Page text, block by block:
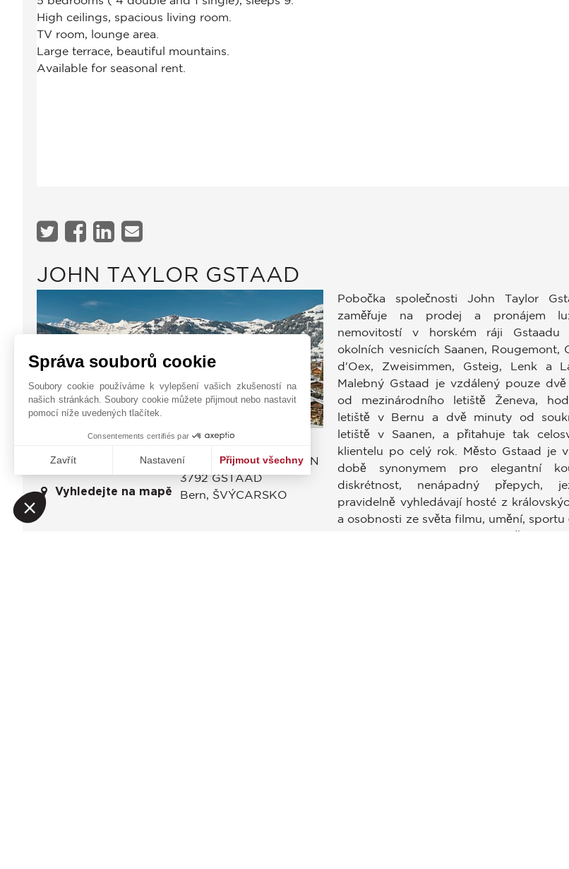
JOHN TAYLOR GSTAAD
Vyhledejte na mapě
John Taylor Gstaad AG
Dorfstrasse 60, SAANEN
3792 GSTAAD
Bern, ŠVÝCARSKO
Pobočka společnosti John Taylor
zaměřuje na prodej a pronájem
nemovitostí v horském ráji
okolních vesnicích Saanen, Rougemont,
d'Oex, Zweisimmen, Gsteig, Lenk a
Malebný Gstaad je vzdálený pouze
od mezinárodního letiště Ženeva,
letiště v Bernu a dvě minuty od
letiště v Saanen, a přitahuje tak
klientelu po celý rok. Město Gstaad je
době synonymem pro elegantní
diskrétnost, nenápadný přepych,
pravidelně vyhledávají hosté z
a osobnosti ze světa filmu, umění, sportu
I navzdory své eleganci a přepychu
Správa souborů cookie
Soubory cookie používáme k vylepšení vašich zkušeností na
našich stránkách. Soubory cookie můžete přijmout nebo nastavit
pomocí níže uvedených tlačítek.
Consentements certifiés par
Zavřít Nastavení Přijmout všechny
Axeptio consent
Platforma pro správu souhlasů: Upravte si své volby
Naše platforma vám umožňuje přizpůsobit a spravovat vaše nastavení soukromí, čímž zajišťuje dodržování